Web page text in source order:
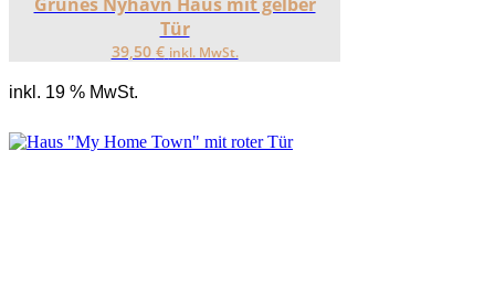
Tür
39,50 € inkl. MwSt.
inkl. 19 % MwSt.